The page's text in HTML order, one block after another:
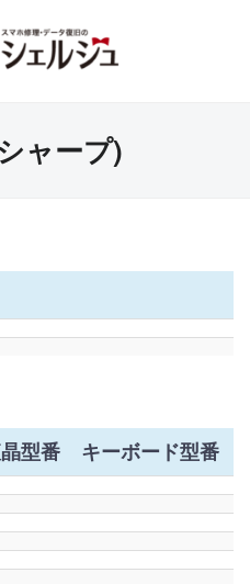
ャープ)
型番 キーボード型番